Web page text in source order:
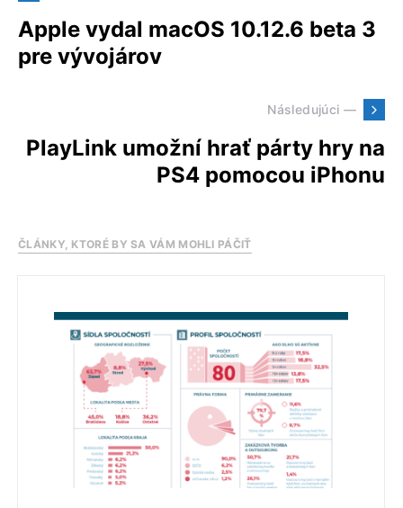
Apple vydal macOS 10.12.6 beta 3
pre vývojárov
Následujúci —
PlayLink umožní hrať párty hry na
PS4 pomocou iPhonu
ČLÁNKY, KTORÉ BY SA VÁM MOHLI PÁČIŤ